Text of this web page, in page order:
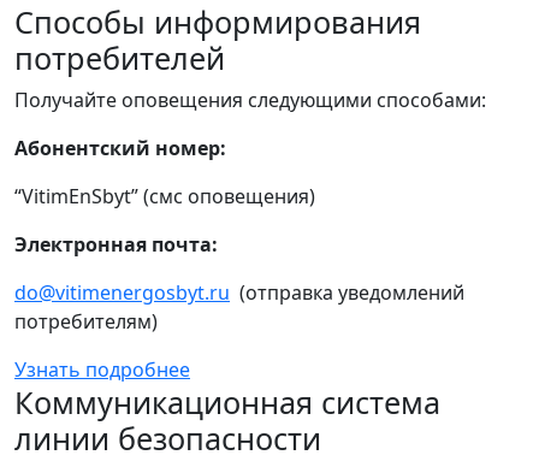
Способы информирования
потребителей
Получайте оповещения следующими способами:
Абонентский номер:
“VitimEnSbyt” (смс оповещения)
Электронная почта:
do@vitimenergosbyt.ru (отправка уведомлений
потребителям)
Узнать подробнее
Коммуникационная система
линии безопасности